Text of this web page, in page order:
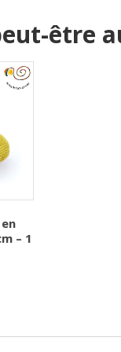
être
– 1